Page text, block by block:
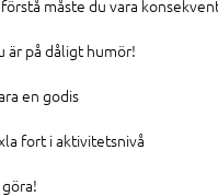
måste du vara
är på dåligt humör!
en godis
fort i aktivitetsnivå